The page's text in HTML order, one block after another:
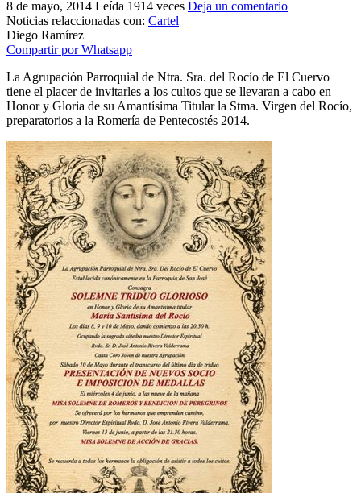
8 de mayo, 2014 Leída 1914 veces Deja un comentario
Noticias relaccionadas con: Cartel
Diego Ramírez
Compartir por Whatsapp
La Agrupación Parroquial de Ntra. Sra. del Rocío de El Cuervo
tiene el placer de invitarles a los cultos que se llevaran a cabo en
Honor y Gloria de su Amantísima Titular la Stma. Virgen del Rocío,
preparatorios a la Romería de Pentecostés 2014.
El traslado cada siete años
¿Cuales son los actos principales que se celebran en el
Quiero hacer el camino,¿que tengo que hacer?
En el Rocío, ¿dónde me alojo?